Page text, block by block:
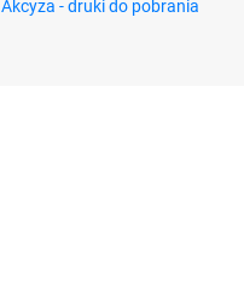
Akcyza - druki do pobrania